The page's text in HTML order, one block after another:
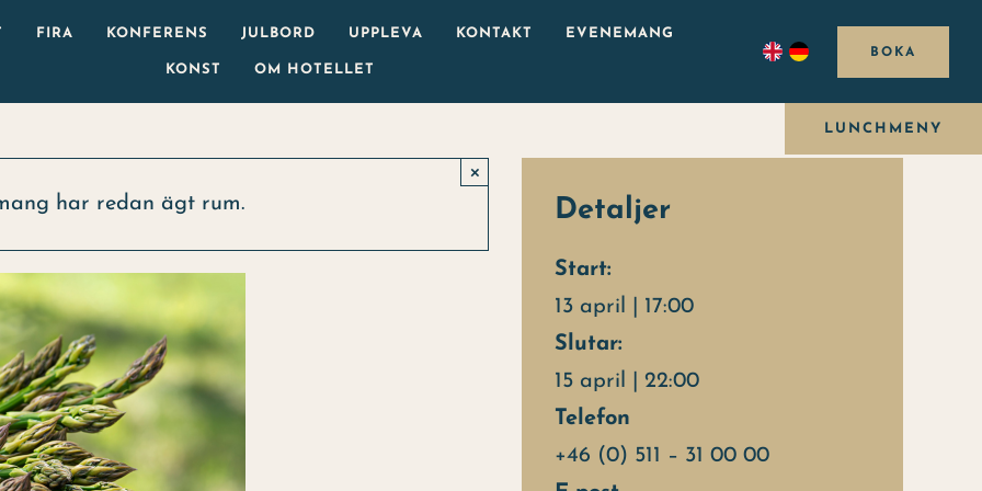
FIRA KONFERENS JULBORD UPPLEVA KONTAKT EVENEMANG
KONST OM HOTELLET
BOKA
LUNCHMENY
har redan ägt rum.
×
Detaljer
Start:
13 april | 17:00
Slutar:
15 april | 22:00
Telefon
+46 (0) 511 – 31 00 00